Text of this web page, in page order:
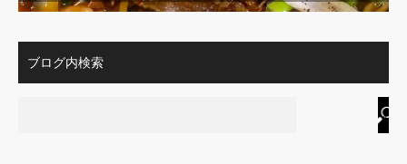
ブログ内検索